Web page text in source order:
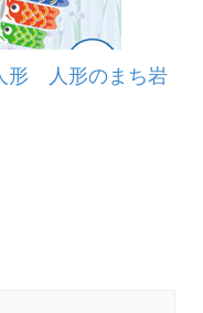
形 人形のまち岩